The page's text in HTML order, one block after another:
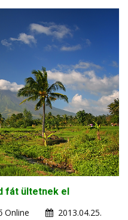
fát ültetnek el
Online
2013.04.25.